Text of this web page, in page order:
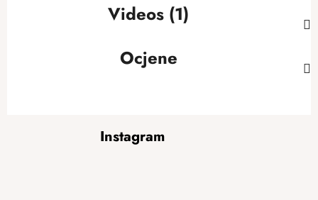
Videos (1)
Ocjene
Instagram